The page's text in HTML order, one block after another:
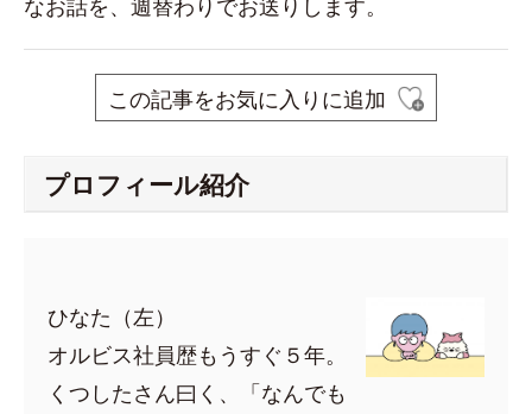
なお話を、週替わりでお送りします。
この記事をお気に入りに追加
プロフィール紹介
ひなた（左）
オルビス社員歴もうすぐ５年。
くつしたさん曰く、「なんでも